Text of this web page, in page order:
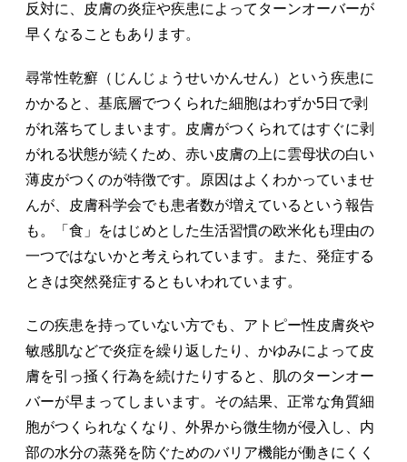
反対に、皮膚の炎症や疾患によってターンオーバーが
早くなることもあります。
尋常性乾癬（じんじょうせいかんせん）という疾患に
かかると、基底層でつくられた細胞はわずか5日で剥
がれ落ちてしまいます。皮膚がつくられてはすぐに剥
がれる状態が続くため、赤い皮膚の上に雲母状の白い
薄皮がつくのが特徴です。原因はよくわかっていませ
んが、皮膚科学会でも患者数が増えているという報告
も。「食」をはじめとした生活習慣の欧米化も理由の
一つではないかと考えられています。また、発症する
ときは突然発症するともいわれています。
この疾患を持っていない方でも、アトピー性皮膚炎や
敏感肌などで炎症を繰り返したり、かゆみによって皮
膚を引っ掻く行為を続けたりすると、肌のターンオー
バーが早まってしまいます。その結果、正常な角質細
胞がつくられなくなり、外界から微生物が侵入し、内
部の水分の蒸発を防ぐためのバリア機能が働きにくく